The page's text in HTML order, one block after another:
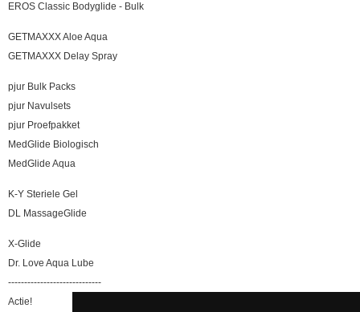
EROS Classic Bodyglide - Bulk
GETMAXXX Aloe Aqua
GETMAXXX Delay Spray
pjur Bulk Packs
pjur Navulsets
pjur Proefpakket
MedGlide Biologisch
MedGlide Aqua
K-Y Steriele Gel
DL MassageGlide
X-Glide
Dr. Love Aqua Lube
-----------------------------
Actie!